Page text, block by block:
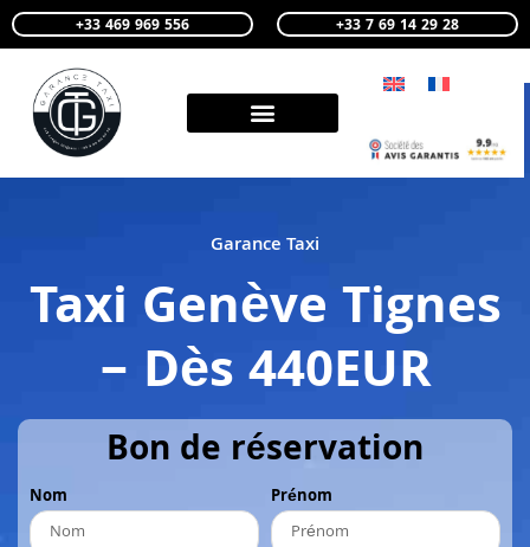
+33 469 969 556 +33 7 69 14 29 28
Garance Taxi
Taxi Genève Tignes
– Dès 440EUR
Bon de réservation
Nom Prénom